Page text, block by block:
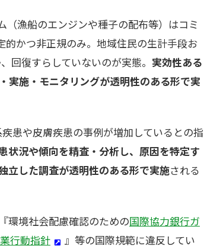
（漁船のエンジンや種子の配布等）はコミ
的かつ非正規のみ。地域住民の生計手段お
回復すらしていないのが実態。 実効性ある
実施・モニタリングが透明性のある形で実
患や皮膚疾患の事例が増加しているとの指
状況や傾向を精査・分析し、原因を特定す
立した調査が透明性のある形で実施される
環境社会配慮確認のための国際協力銀行ガ
行動指針
』等の国際規範に違反してい